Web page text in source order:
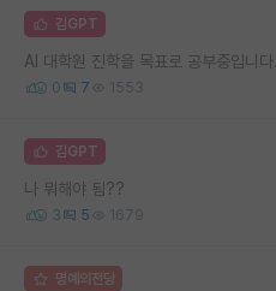
김GPT
AI 대학원 진학을 목표로 공부중입니다.
0 7 1553
김GPT
나 뭐해야 됨??
3 5 1679
명예의전당